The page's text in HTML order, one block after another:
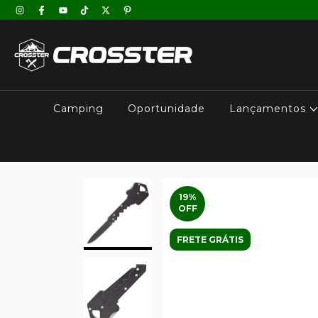
Camping Oportunidade Lançamentos
19%
OFF
FRETE GRÁTIS